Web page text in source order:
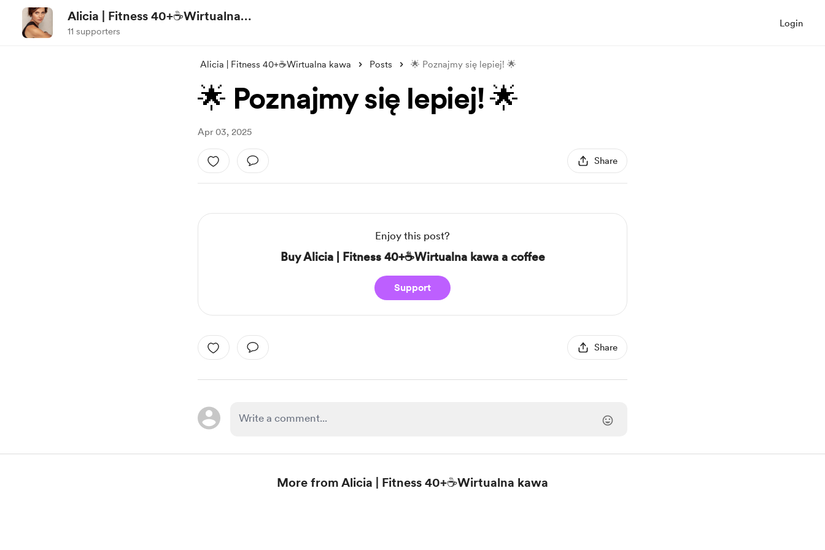
Alicia | Fitness 40+☕Wirtualna
kawa
11 supporters
Login
Alicia | Fitness 40+☕Wirtualna kawa Posts 🌟 Poznajmy się lepiej! 🌟
🌟 Poznajmy się lepiej! 🌟
Apr 03, 2025
Share
Enjoy this post?
Buy Alicia | Fitness 40+☕Wirtualna kawa a coffee
Support
Share
More from Alicia | Fitness 40+☕Wirtualna kawa